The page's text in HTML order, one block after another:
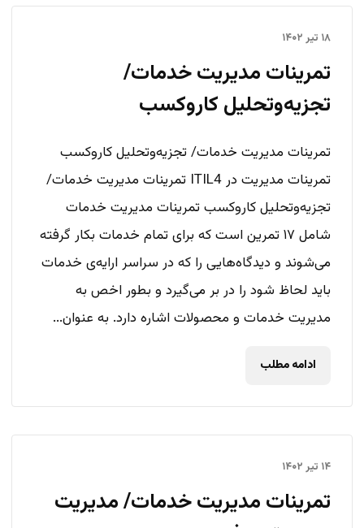
۱۸ تیر ۱۴۰۲
تمرینات مدیریت خدمات/
تجزیه‌وتحلیل کاروکسب
تمرینات مدیریت خدمات/ تجزیه‌وتحلیل کاروکسب
تمرینات مدیریت در ITIL4 تمرینات مدیریت خدمات/
تجزیه‌وتحلیل کاروکسب تمرینات مدیریت خدمات
شامل ۱۷ تمرین است که برای تمام خدمات بکار گرفته
می‌شوند و دیدگاه‌هایی را که در سراسر ارایه‌ی خدمات
باید لحاظ شود را در بر می‌گیرد و بطور اخص به
مدیریت خدمات و محصولات اشاره دارد. به عنوان...
ادامه مطلب
۱۴ تیر ۱۴۰۲
تمرینات مدیریت خدمات/ مدیریت